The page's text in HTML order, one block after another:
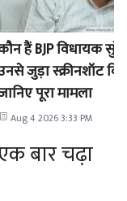
हैं BJP विधायक
जुड़ा स्क्रीनशॉट
पूरा मामला
Aug 4 2026 3:33 PM
बार चढ़ा